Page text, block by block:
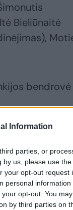
Information
parties, or
us, please use
your opt-out request
personal
opt-out. You
by third parties on
Bieliūnaitė
bendrovė